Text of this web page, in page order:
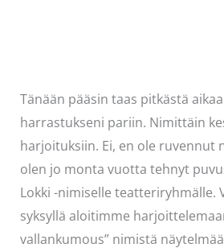
Tänään pääsin taas pitkästä
harrastukseni pariin. Nimittäin
harjoituksiin. Ei, en ole ruvennut
olen jo monta vuotta tehnyt
Lokki -nimiselle teatteriryhmälle.
syksyllä aloitimme
vallankumous” nimistä